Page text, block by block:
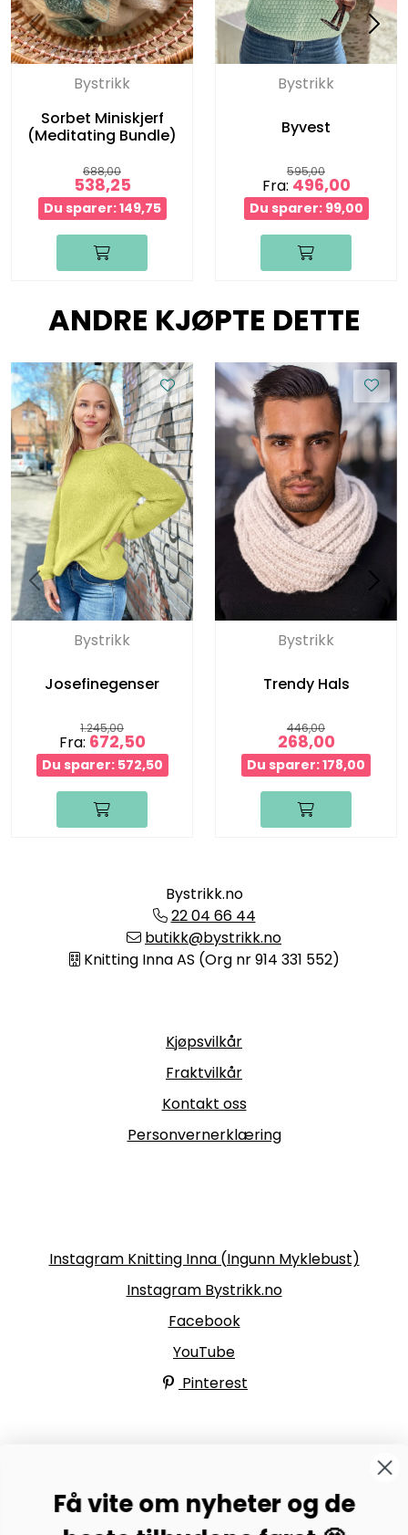
Bystrikk
Sorbet Miniskjerf
(Meditating Bundle)
688,00
538,25
Du sparer: 149,75
Bystrikk
Byvest
595,00
Fra: 496,00
Du sparer: 99,00
ANDRE KJØPTE DETTE
Bystrikk
Josefinegenser
1.245,00
Fra: 672,50
Du sparer: 572,50
Bystrikk
Trendy Hals
446,00
268,00
Du sparer: 178,00
Bystrikk.no
22 04 66 44
butikk@bystrikk.no
Knitting Inna AS (Org nr 914 331 552)
Kjøpsvilkår
Fraktvilkår
Kontakt oss
Personvernerklæring
Instagram Knitting Inna (Ingunn Myklebust)
Instagram Bystrikk.no
Facebook
YouTube
Pinterest
Bli medlem av Bystrikk-forumet vårt på Facebook og
møt både designere og teststrikkere, samt 31.000
Få vite om nyheter og de